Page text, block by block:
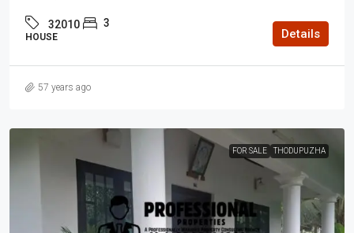
32010 3
HOUSE Details
57 years ago
FOR SALE THODUPUZHA